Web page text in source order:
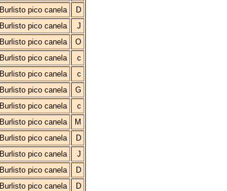
Burlisto pico canela D
Burlisto pico canela J
Burlisto pico canela O
Burlisto pico canela c
Burlisto pico canela c
Burlisto pico canela G
Burlisto pico canela c
Burlisto pico canela M
Burlisto pico canela D
Burlisto pico canela J
Burlisto pico canela D
Burlisto pico canela D